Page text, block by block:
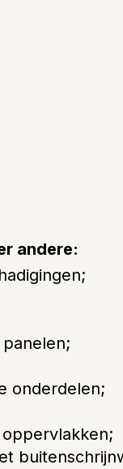
andere:
onderdelen;